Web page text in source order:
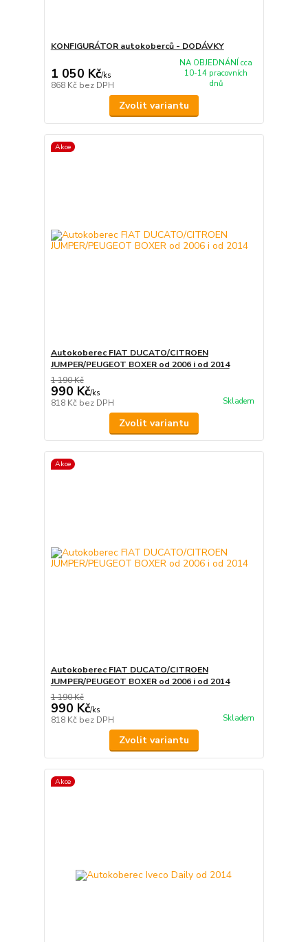
KONFIGURÁTOR autokoberců - DODÁVKY
1 050 Kč/ks
868 Kč bez DPH
NA OBJEDNÁNÍ cca
10-14 pracovních
dnů
Zvolit variantu
Akce
Autokoberec FIAT DUCATO/CITROEN
JUMPER/PEUGEOT BOXER od 2006 i od 2014
1 190 Kč
990 Kč/ks
818 Kč bez DPH Skladem
Zvolit variantu
Akce
Autokoberec FIAT DUCATO/CITROEN
JUMPER/PEUGEOT BOXER od 2006 i od 2014
1 190 Kč
990 Kč/ks
818 Kč bez DPH Skladem
Zvolit variantu
Akce